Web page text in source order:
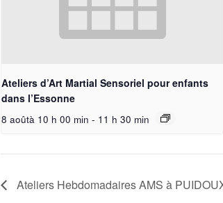
Ateliers d’Art Martial Sensoriel pour enfants
dans l’Essonne
8 aoûtà 10 h 00 min - 11 h 30 min
Ateliers Hebdomadaires AMS à